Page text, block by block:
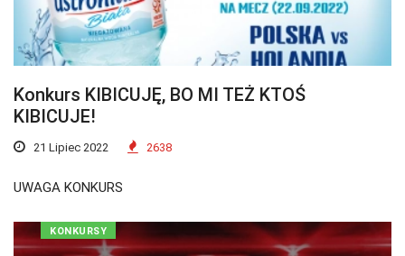
Konkurs KIBICUJĘ, BO MI TEŻ KTOŚ
KIBICUJE!
21 Lipiec 2022 2638
UWAGA KONKURS
KONKURSY